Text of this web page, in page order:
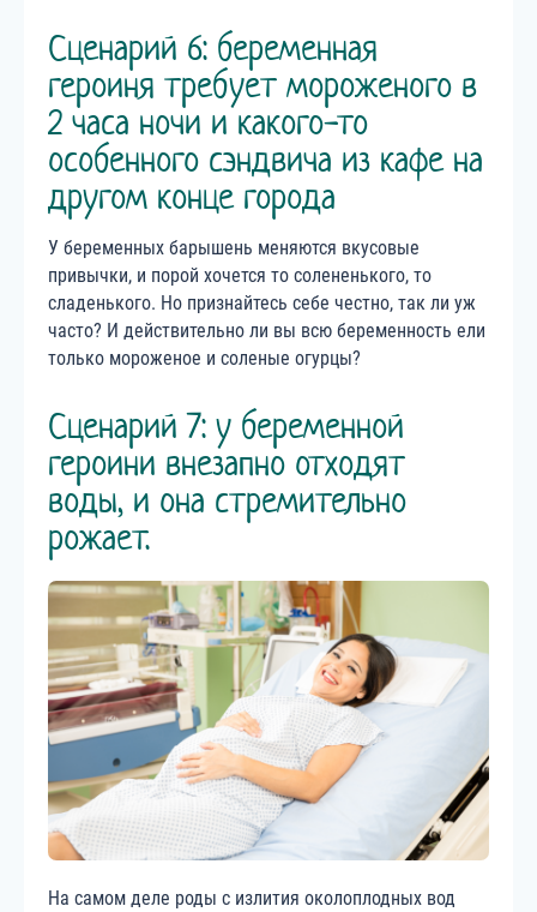
Сценарий 6: беременная
героиня требует мороженого в
2 часа ночи и какого-то
особенного сэндвича из кафе на
другом конце города
У беременных барышень меняются вкусовые
привычки, и порой хочется то солененького, то
сладенького. Но признайтесь себе честно, так ли уж
часто? И действительно ли вы всю беременность ели
только мороженое и соленые огурцы?
Сценарий 7: у беременной
героини внезапно отходят
воды, и она стремительно
рожает.
На самом деле роды с излития околоплодных вод